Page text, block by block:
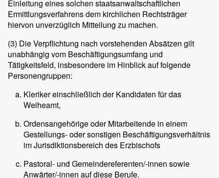
Einleitung eines solchen staatsanwaltschaftlichen
Ermittlungsverfahrens dem kirchlichen Rechtsträger
hiervon unverzüglich Mitteilung zu machen.
(3) Die Verpflichtung nach vorstehenden Absätzen gilt
unabhängig vom Beschäftigungsumfang und
Tätigkeitsfeld, insbesondere im Hinblick auf folgende
Personengruppen:
Kleriker einschließlich der Kandidaten für das
Weiheamt,
Ordensangehörige oder Mitarbeitende in einem
Gestellungs- oder sonstigen Beschäftigungsverhältnis
im Jurisdiktionsbereich des Erzbischofs
Pastoral- und Gemeindereferenten/-innen sowie
Anwärter/-innen auf diese Berufe.